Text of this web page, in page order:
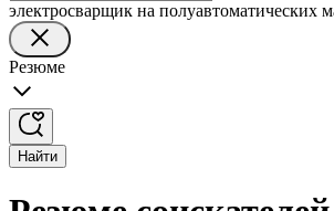
электросварщик на полуавтоматических
Резюме
Найти